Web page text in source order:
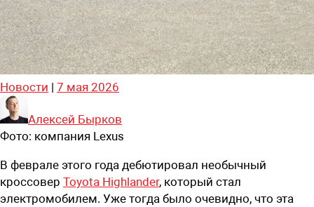
Новости | 7 мая 2026
Алексей Бырков
Фото: компания Lexus
В феврале этого года дебютировал необычный
кроссовер Toyota Highlander, который стал
электромобилем. Уже тогда было очевидно, что эта